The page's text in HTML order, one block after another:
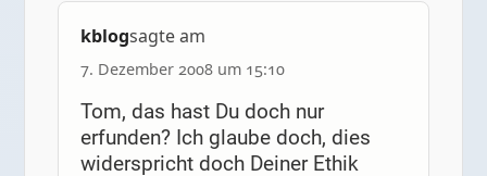
kblogsagte am
7. Dezember 2008 um 15:10
Tom, das hast Du doch nur
erfunden? Ich glaube doch, dies
widerspricht doch Deiner Ethik